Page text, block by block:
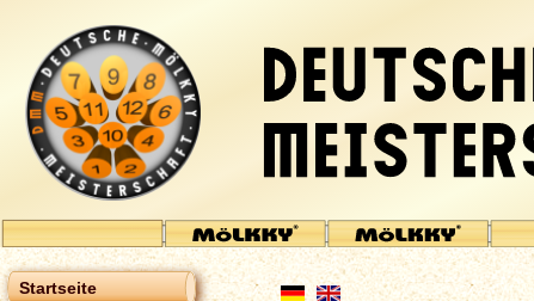
Startseite